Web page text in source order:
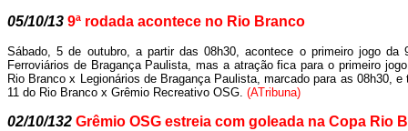
05/10/13 9ª rodada acontece no Rio Branco
Sábado, 5 de outubro, a partir das 08h30, acontece o primeiro jogo
Ferroviários de Bragança Paulista, mas a atração fica para o primeiro
Rio Branco x Legionários de Bragança Paulista, marcado para as 08h30,
11 do Rio Branco x Grêmio Recreativo OSG. (ATribuna)
02/10/132 Grêmio OSG estreia com goleada na Copa Rio